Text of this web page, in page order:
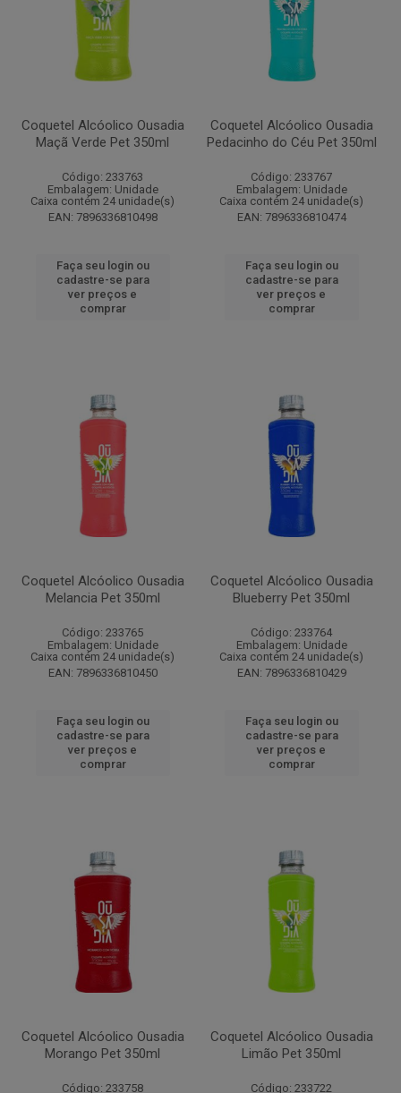
Coquetel Alcóolico Ousadia
Maçã Verde Pet 350ml
Código: 233763
Embalagem: Unidade
Caixa contém 24 unidade(s)
EAN: 7896336810498
Faça seu login ou
cadastre-se para
ver preços e
comprar
Coquetel Alcóolico Ousadia
Pedacinho do Céu Pet 350ml
Código: 233767
Embalagem: Unidade
Caixa contém 24 unidade(s)
EAN: 7896336810474
Faça seu login ou
cadastre-se para
ver preços e
comprar
Coquetel Alcóolico Ousadia
Melancia Pet 350ml
Código: 233765
Embalagem: Unidade
Caixa contém 24 unidade(s)
EAN: 7896336810450
Faça seu login ou
cadastre-se para
ver preços e
comprar
Coquetel Alcóolico Ousadia
Blueberry Pet 350ml
Código: 233764
Embalagem: Unidade
Caixa contém 24 unidade(s)
EAN: 7896336810429
Faça seu login ou
cadastre-se para
ver preços e
comprar
Coquetel Alcóolico Ousadia
Morango Pet 350ml
Código: 233758
Coquetel Alcóolico Ousadia
Limão Pet 350ml
Código: 233722